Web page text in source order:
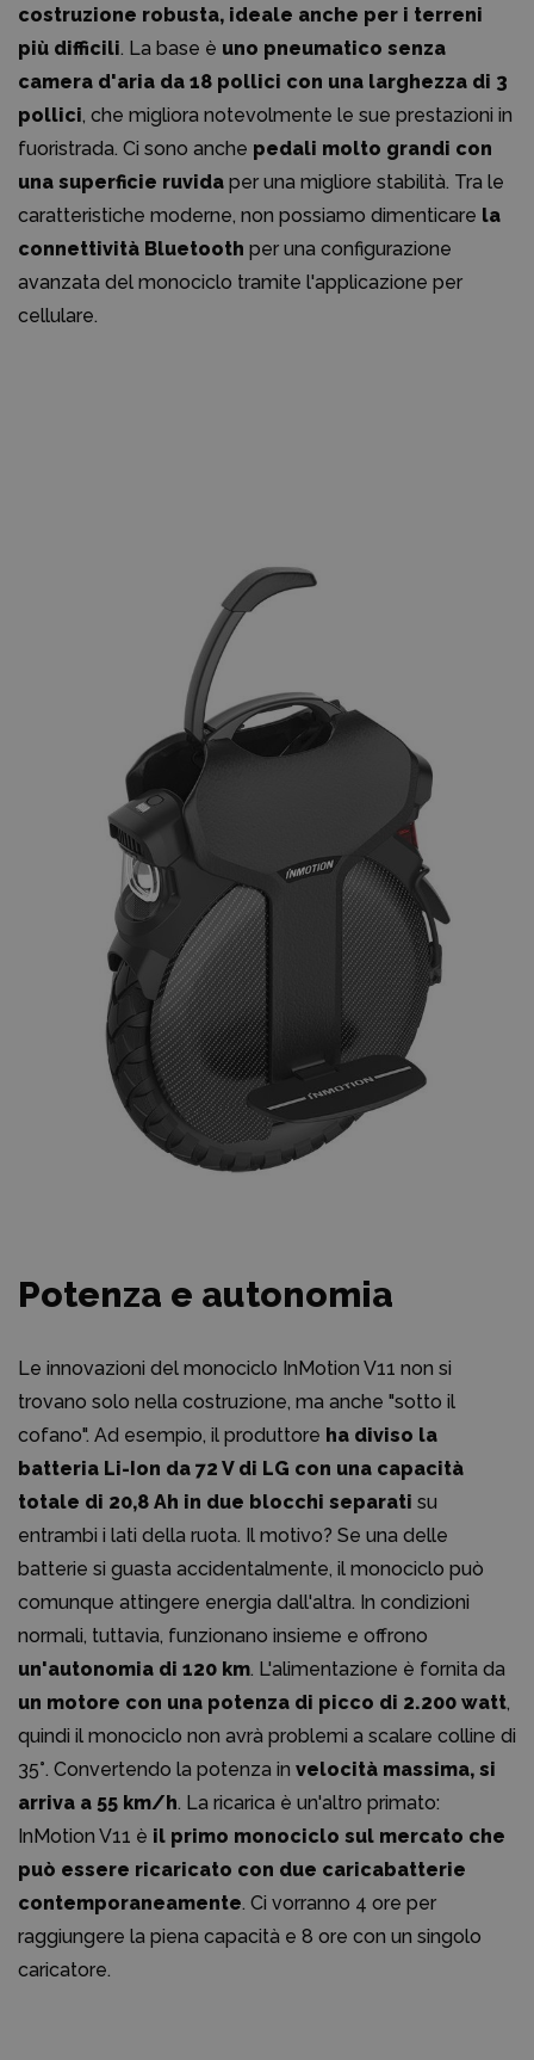
costruzione robusta, ideale anche per i terreni
più difficili. La base è uno pneumatico senza
camera d'aria da 18 pollici con una larghezza di 3
pollici, che migliora notevolmente le sue prestazioni in
fuoristrada. Ci sono anche pedali molto grandi con
una superficie ruvida per una migliore stabilità. Tra le
caratteristiche moderne, non possiamo dimenticare la
connettività Bluetooth per una configurazione
avanzata del monociclo tramite l'applicazione per
cellulare.
Potenza e autonomia
Le innovazioni del monociclo InMotion V11 non si
trovano solo nella costruzione, ma anche "sotto il
cofano". Ad esempio, il produttore ha diviso la
batteria Li-Ion da 72 V di LG con una capacità
totale di 20,8 Ah in due blocchi separati su
entrambi i lati della ruota. Il motivo? Se una delle
batterie si guasta accidentalmente, il monociclo può
comunque attingere energia dall'altra. In condizioni
normali, tuttavia, funzionano insieme e offrono
un'autonomia di 120 km. L'alimentazione è fornita da
un motore con una potenza di picco di 2.200 watt,
quindi il monociclo non avrà problemi a scalare colline di
35°. Convertendo la potenza in velocità massima, si
arriva a 55 km/h. La ricarica è un'altro primato:
InMotion V11 è il primo monociclo sul mercato che
può essere ricaricato con due caricabatterie
contemporaneamente. Ci vorranno 4 ore per
raggiungere la piena capacità e 8 ore con un singolo
caricatore.